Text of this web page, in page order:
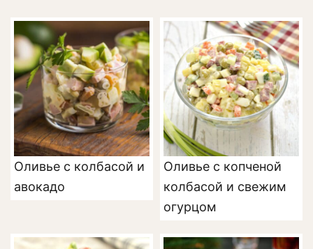
Оливье с колбасой и
авокадо
Оливье с копченой
колбасой и свежим
огурцом